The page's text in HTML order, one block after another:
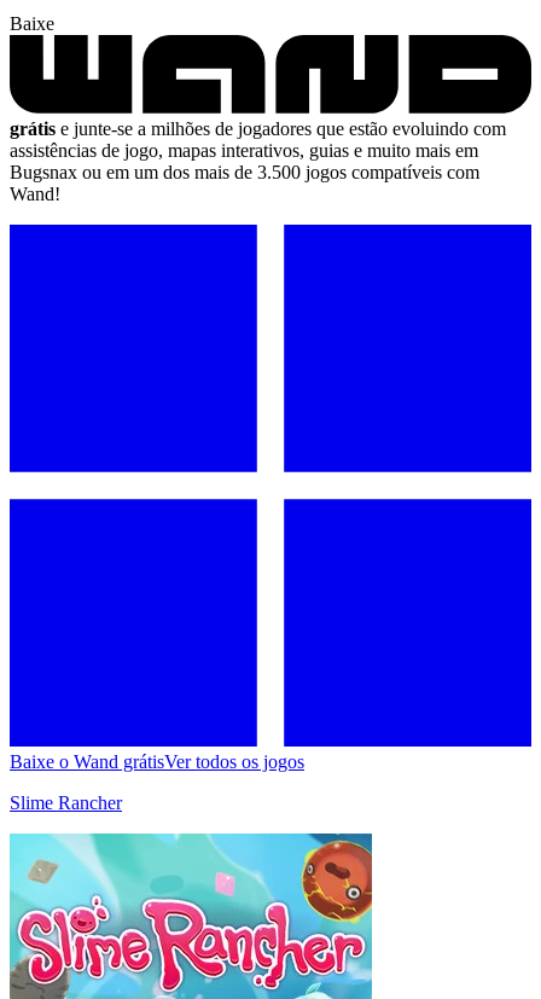
Baixe
grátis e junte-se a milhões de jogadores que estão evoluindo com
assistências de jogo, mapas interativos, guias e muito mais em
Bugsnax ou em um dos mais de 3.500 jogos compatíveis com
Wand!
Baixe o Wand grátisVer todos os jogos
Slime Rancher